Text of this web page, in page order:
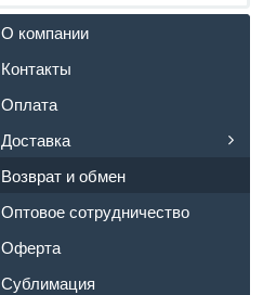
О компании
Контакты
Оплата
Доставка
Возврат и обмен
Оптовое сотрудничество
Оферта
Сублимация